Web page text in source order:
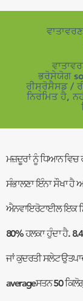
ਭਰੋਸੇਯੋਗ
ਰੀਸ੍ਰੋਸੈਸਡ /
ਨਿਰਮਿਤ ਹੈ,
ਮਜ਼ਦੂਰਾਂ ਨੂੰ ਧਿਆਨ ਵਿਚ
ਸੰਭਾਲਣਾ ਇੰਨਾ ਸੌਖਾ ਹੈ
ਐਨਵਾਇਰੋਟਾਈਲ ਇਕ
80% ਹਲਕਾ ਹੁੰਦਾ ਹੈ.
ਜਾਂ ਕੁਦਰਤੀ ਸਲੇਟ
averageਸਤਨ 50